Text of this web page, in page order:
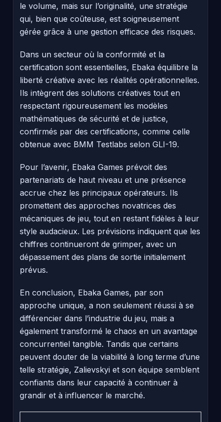
le volume, mais sur l’originalité, une stratégie
qui, bien que coûteuse, est soigneusement
gérée grâce à une gestion efficace des risques.
Dans un secteur où la conformité et la
certification sont essentielles, Ebaka équilibre la
liberté créative avec les réalités opérationnelles.
Ils intègrent des solutions créatives tout en
respectant rigoureusement les modèles
mathématiques de sécurité et de justice,
confirmés par des certifications, comme celle
obtenue avec BMM Testlabs selon GLI-19.
Pour l’avenir, Ebaka Games prévoit des
partenariats de haut niveau et une présence
accrue chez les principaux opérateurs. Ils
promettent des approches novatrices des
mécaniques de jeu, tout en restant fidèles à leur
style audacieux. Les prévisions indiquent que les
chiffres continueront de grimper, avec un
dépassement des plans de sortie initialement
prévus.
En conclusion, Ebaka Games, par son
approche unique, a non seulement réussi à se
différencier dans l’industrie du jeu, mais a
également transformé le chaos en un avantage
concurrentiel tangible. Tandis que certains
peuvent douter de la viabilité à long terme d’une
telle stratégie, Zalievskyi et son équipe semblent
confiants dans leur capacité à continuer à
grandir et à influencer le marché.